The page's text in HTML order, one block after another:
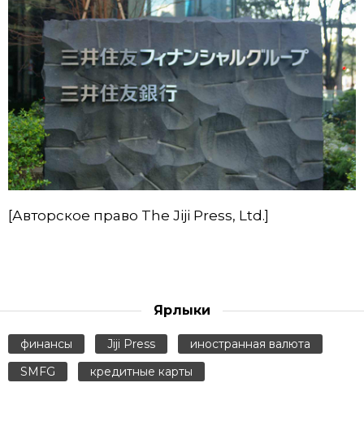
[Авторское право The Jiji Press, Ltd.]
Ярлыки
финансы Jiji Press
иностранная валюта
SMFG
кредитные карты